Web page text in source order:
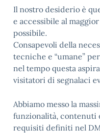
Il nostro desiderio è
e accessibile al
possibile.
Consapevoli della
tecniche e “umane”
nel tempo questa
visitatori di segnalaci
Abbiamo messo la
funzionalità, contenuti
requisiti definiti nel